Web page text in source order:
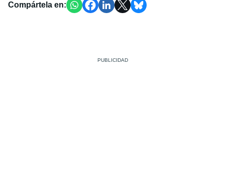
Compártela en: